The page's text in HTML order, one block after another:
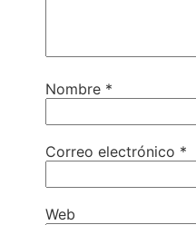
Nombre *
Correo electrónico *
Web